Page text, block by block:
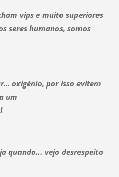
vips e muito superiores
seres humanos, somos
oxigénio, por isso evitem
um
quando… vejo desrespeito